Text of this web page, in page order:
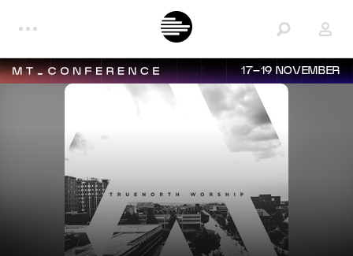
17–19 NOVEMBER